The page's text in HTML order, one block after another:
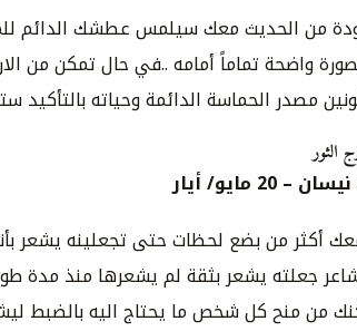
من الحديث معك سيلمس عطشك الدائم
واضحة تماماً أمامه ..في حال تمكن من
مصدر الحماسة الدائمة وحياته بالتأكيد
الثور
نيسان –
20 مايو/أيار
أكثر من بضع لحظات حتى تجعلينه يشعر
جعلته يشعر بثقة لم يشعرها منذ مدة
من منح كل شخص ما يحتاج اليه بالضبط